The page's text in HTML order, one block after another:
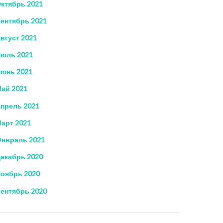
2021
2021
2021
2021
2021
2021
2021
2021
2021
2020
2020
2020